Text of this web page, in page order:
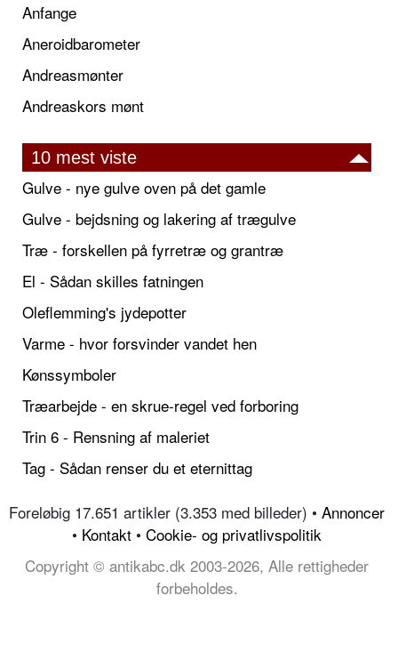
Anfange
Aneroidbarometer
Andreasmønter
Andreaskors mønt
10 mest viste
Gulve - nye gulve oven på det gamle
Gulve - bejdsning og lakering af trægulve
Træ - forskellen på fyrretræ og grantræ
El - Sådan skilles fatningen
Oleflemming's jydepotter
Varme - hvor forsvinder vandet hen
Kønssymboler
Træarbejde - en skrue-regel ved forboring
Trin 6 - Rensning af maleriet
Tag - Sådan renser du et eternittag
Foreløbig 17.651 artikler (3.353 med billeder) • Annoncer
• Kontakt • Cookie- og privatlivspolitik
Copyright © antikabc.dk 2003-2026, Alle rettigheder
forbeholdes.